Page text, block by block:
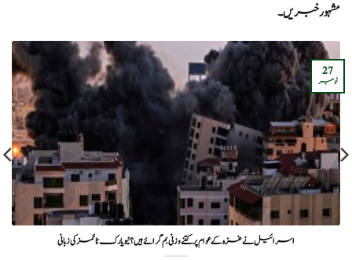
مشہور خبریں۔
اسرائیل نے غزہ کے عوام پر کتنے وزنی بم گرائے ہیں؟ نیویارک ٹائمز کی زبانی
27
نومبر